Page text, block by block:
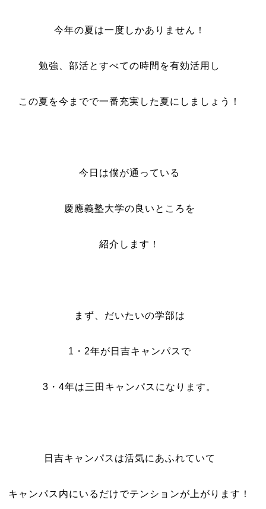
今年の夏は一度しかありません！
勉強、部活とすべての時間を有効活用し
この夏を今までで一番充実した夏にしましょう！
今日は僕が通っている
慶應義塾大学の良いところを
紹介します！
まず、だいたいの学部は
1・2年が日吉キャンパスで
3・4年は三田キャンパスになります。
日吉キャンパスは活気にあふれていて
キャンパス内にいるだけでテンションが上がります！